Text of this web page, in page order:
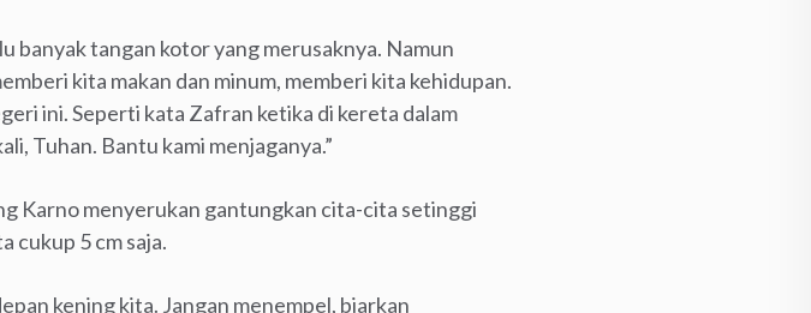
banyak tangan kotor yang merusaknya. Namun
kita makan dan minum, memberi kita kehidupan.
ini. Seperti kata Zafran ketika di kereta dalam
Tuhan. Bantu kami menjaganya.”
Karno menyerukan gantungkan cita-cita setinggi
cukup 5 cm saja.
kening kita. Jangan menempel, biarkan